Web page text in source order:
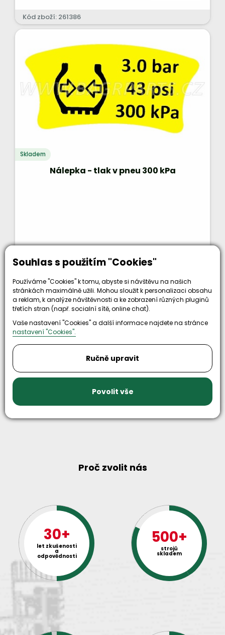
Souhlas s použitím "Cookies"
Používáme "Cookies" k tomu, abyste si návštěvu na našich
stránkách maximálně užili. Mohou sloužit k personalizaci obsahu
a reklam, k analýze návštěvnosti a ke zobrazení různých pluginů
třetích stran (např. socialní sítě, online chat).
Vaše nastavení "Cookies" a další informace najdete na stránce
nastavení "Cookies".
Ručně upravit
Povolit vše
Kód zboží: 261386
Skladem
Nálepka - tlak v pneu 300 kPa
254 Kčbez DPH
Kód zboží: 091371
Nahoru
předchozí
Načíst Dalších 24
Proč zvolit nás
30+
let zkušenosti
a
odpovědnosti
500+
strojů
skladem